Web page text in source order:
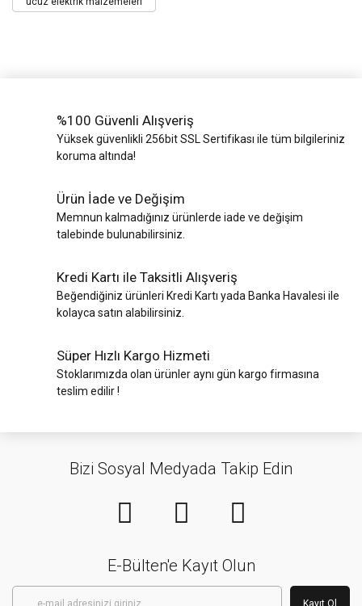
%100 Güvenli Alışveriş
Yüksek güvenlikli 256bit SSL Sertifikası ile tüm bilgileriniz
koruma altında!
Ürün İade ve Değişim
Memnun kalmadığınız ürünlerde iade ve değişim
talebinde bulunabilirsiniz.
Kredi Kartı ile Taksitli Alışveriş
Beğendiğiniz ürünleri Kredi Kartı yada Banka Havalesi ile
kolayca satın alabilirsiniz.
Süper Hızlı Kargo Hizmeti
Stoklarımızda olan ürünler aynı gün kargo firmasına
teslim edilir !
Bizi Sosyal Medyada Takip Edin
E-Bülten'e Kayıt Olun
Kayıt Ol